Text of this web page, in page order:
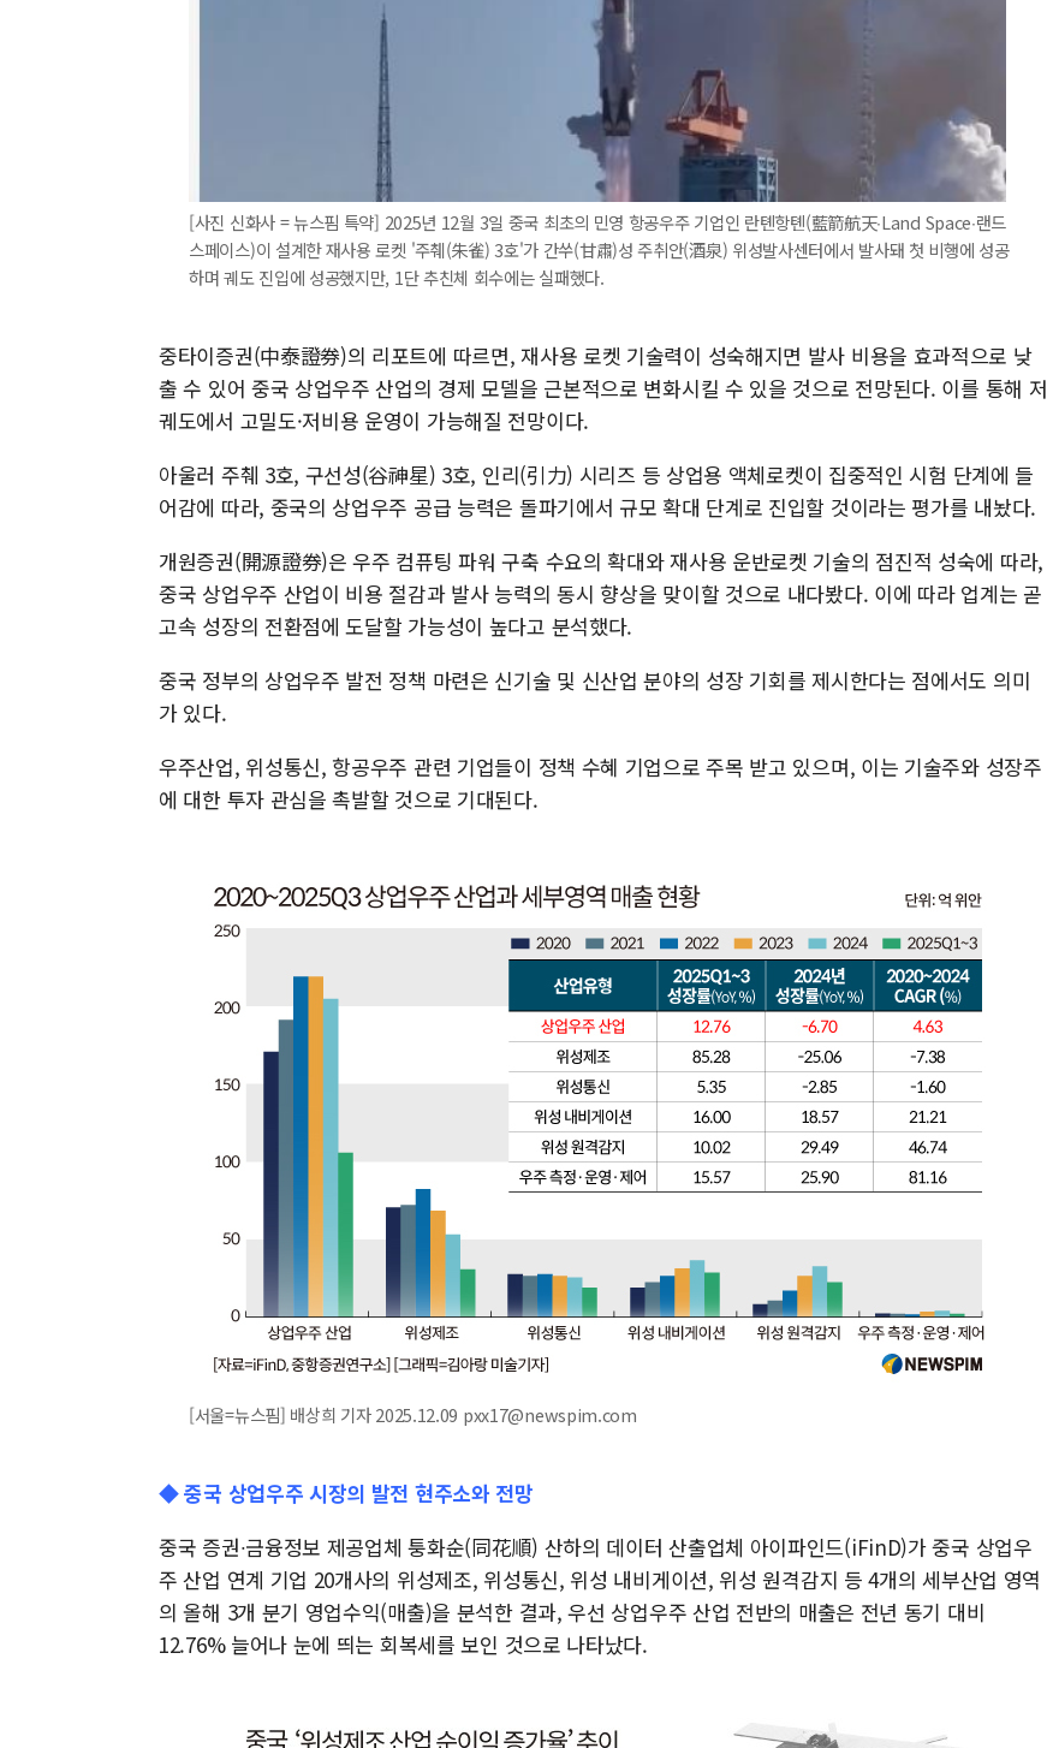
[사진 신화사 = 뉴스핌 특약] 2025년 12월 3일 중국 최초의 민영 항공우주 기업인 란톈항톈(藍箭航天∙Land Space∙랜드
스페이스)이 설계한 재사용 로켓 '주췌(朱雀) 3호'가 간쑤(甘肅)성 주취안(酒泉) 위성발사센터에서 발사돼 첫 비행에 성공
하며 궤도 진입에 성공했지만, 1단 추친체 회수에는 실패했다.
중타이증권(中泰證券)의 리포트에 따르면, 재사용 로켓 기술력이 성숙해지면 발사 비용을 효과적으로 낮
출 수 있어 중국 상업우주 산업의 경제 모델을 근본적으로 변화시킬 수 있을 것으로 전망된다. 이를 통해 저
궤도에서 고밀도·저비용 운영이 가능해질 전망이다.
아울러 주췌 3호, 구선성(谷神星) 3호, 인리(引力) 시리즈 등 상업용 액체로켓이 집중적인 시험 단계에 들
어감에 따라, 중국의 상업우주 공급 능력은 돌파기에서 규모 확대 단계로 진입할 것이라는 평가를 내놨다.
개원증권(開源證券)은 우주 컴퓨팅 파워 구축 수요의 확대와 재사용 운반로켓 기술의 점진적 성숙에 따라,
중국 상업우주 산업이 비용 절감과 발사 능력의 동시 향상을 맞이할 것으로 내다봤다. 이에 따라 업계는 곧
고속 성장의 전환점에 도달할 가능성이 높다고 분석했다.
중국 정부의 상업우주 발전 정책 마련은 신기술 및 신산업 분야의 성장 기회를 제시한다는 점에서도 의미
가 있다.
우주산업, 위성통신, 항공우주 관련 기업들이 정책 수혜 기업으로 주목 받고 있으며, 이는 기술주와 성장주
에 대한 투자 관심을 촉발할 것으로 기대된다.
[서울=뉴스핌] 배상희 기자 2025.12.09 pxx17@newspim.com
◆ 중국 상업우주 시장의 발전 현주소와 전망
중국 증권∙금융정보 제공업체 퉁화순(同花順) 산하의 데이터 산출업체 아이파인드(iFinD)가 중국 상업우
주 산업 연계 기업 20개사의 위성제조, 위성통신, 위성 내비게이션, 위성 원격감지 등 4개의 세부산업 영역
의 올해 3개 분기 영업수익(매출)을 분석한 결과, 우선 상업우주 산업 전반의 매출은 전년 동기 대비
12.76% 늘어나 눈에 띄는 회복세를 보인 것으로 나타났다.